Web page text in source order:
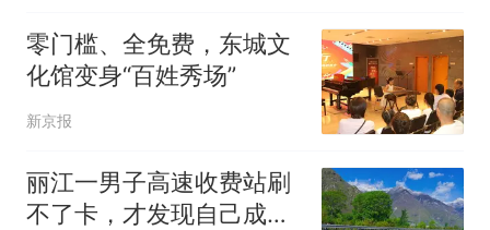
零门槛、全免费，东城文
化馆变身“百姓秀场”
新京报
丽江一男子高速收费站刷
不了卡，才发现自己成了